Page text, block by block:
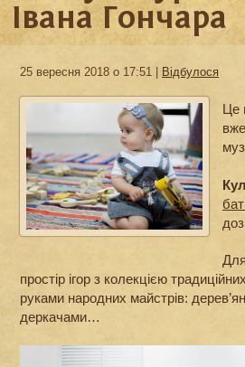
Івана Гончара
25 вересня 2018 о 17:51 | Відбулося
Це
простір ігор з колекцією
руками народних майстрів:
деркачами…